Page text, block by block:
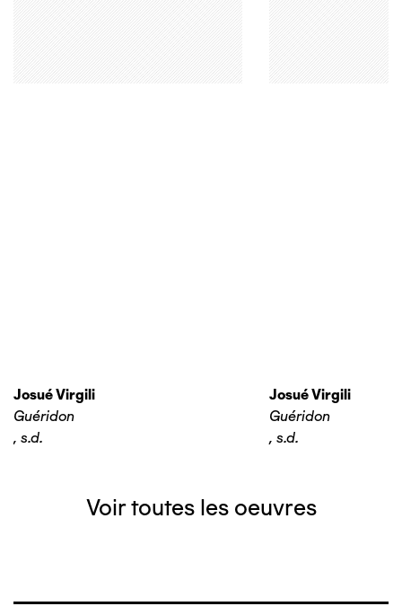
Josué Virgili
Guéridon
, s.d.
Josué Virgili
Guéridon
, s.d.
Voir toutes les oeuvres